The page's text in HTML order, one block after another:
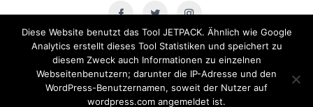
Impressum
Für den Shop:
AGB Widerrufsbelehrung Datenschutzerklärung
© erste liga. all rights reserved. no part of this website should be
Diese Website benutzt das Tool JETPACK. Ähnlich wie Google
Analytics erstellt dieses Tool Statistiken und speichert zu
diesem Zweck auch Informationen zu einzelnen
Webseitenbenutzern; darunter die IP-Adresse und den
WordPress-Benutzernamen, soweit der Nutzer auf
wordpress.com angemeldet ist.